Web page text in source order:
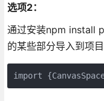
选项2：
通过安装npm install
的某些部分导入到项目
import